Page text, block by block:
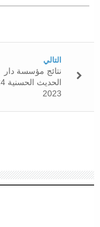
التالي
نتائج مؤسسة دار
2023